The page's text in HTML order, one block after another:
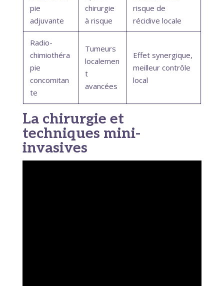
pie
adjuvante
chirurgie
à risque
risque de
récidive locale
Radio-
chimiothéra
pie
concomitan
te
Tumeurs
localemen
t
avancées
Effet synergique,
meilleur contrôle
local
La chirurgie et
techniques mini-
invasives